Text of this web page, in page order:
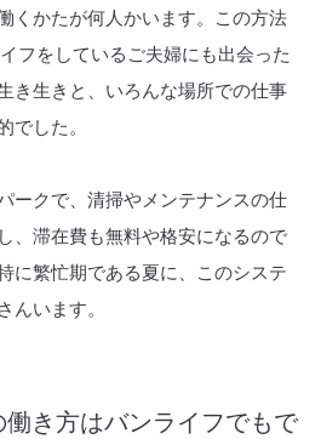
くかたが何人かいます。この方法
フをしているご夫婦にも出会った
き生きと、いろんな場所での仕事
でした。
ークで、清掃やメンテナンスの仕
、滞在費も無料や格安になるので
に繁忙期である夏に、このシステ
んいます。
き方はバンライフでもで